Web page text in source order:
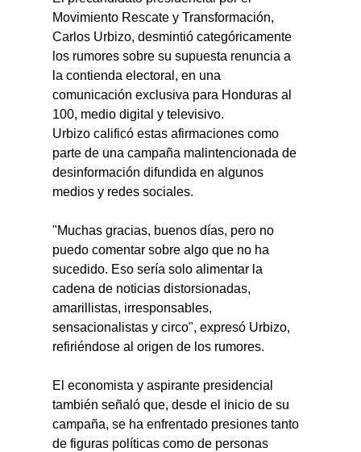
Movimiento Rescate y Transformación,
Carlos Urbizo, desmintió categóricamente
los rumores sobre su supuesta renuncia a
la contienda electoral, en una
comunicación exclusiva para Honduras al
100, medio digital y televisivo.
Urbizo calificó estas afirmaciones como
parte de una campaña malintencionada de
desinformación difundida en algunos
medios y redes sociales.
"Muchas gracias, buenos días, pero no
puedo comentar sobre algo que no ha
sucedido. Eso sería solo alimentar la
cadena de noticias distorsionadas,
amarillistas, irresponsables,
sensacionalistas y circo", expresó Urbizo,
refiriéndose al origen de los rumores.
El economista y aspirante presidencial
también señaló que, desde el inicio de su
campaña, se ha enfrentado presiones tanto
de figuras políticas como de personas